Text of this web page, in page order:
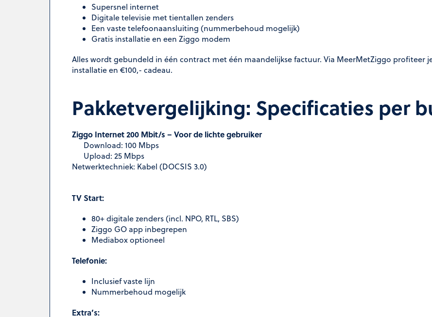
Supersnel internet
Digitale televisie met tientallen zenders
Een vaste telefoonaansluiting (nummerbehoud mogelijk)
Gratis installatie en een Ziggo modem
Alles wordt gebundeld in één contract met één maandelijkse factuur. Via MeerMetZiggo profiteer
installatie en €100,- cadeau.
Pakketvergelijking: Specificaties per
Ziggo Internet 200 Mbit/s – Voor de lichte gebruiker
Download: 100 Mbps
Upload: 25 Mbps
Netwerktechniek: Kabel (DOCSIS 3.0)
TV Start:
80+ digitale zenders (incl. NPO, RTL, SBS)
Ziggo GO app inbegrepen
Mediabox optioneel
Telefonie:
Inclusief vaste lijn
Nummerbehoud mogelijk
Extra’s: